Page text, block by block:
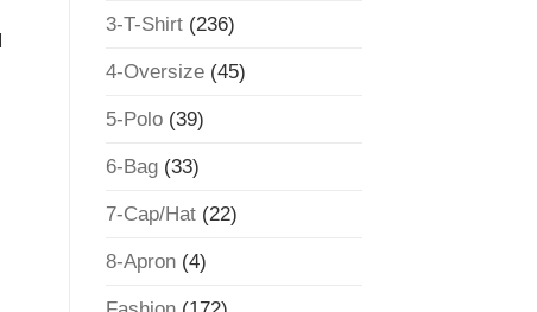
3-T-Shirt(236)
4-Oversize(45)
5-Polo(39)
6-Bag(33)
7-Cap/Hat(22)
8-Apron(4)